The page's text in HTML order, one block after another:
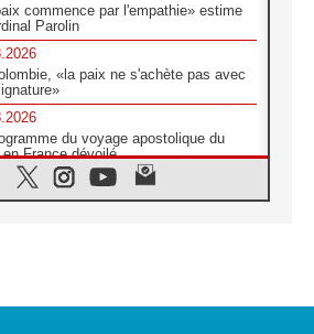
commence par l'empathie» estime
Parolin
«la paix ne s'achète pas avec
du voyage apostolique du
en France dévoilé
continentale sur l'éducation